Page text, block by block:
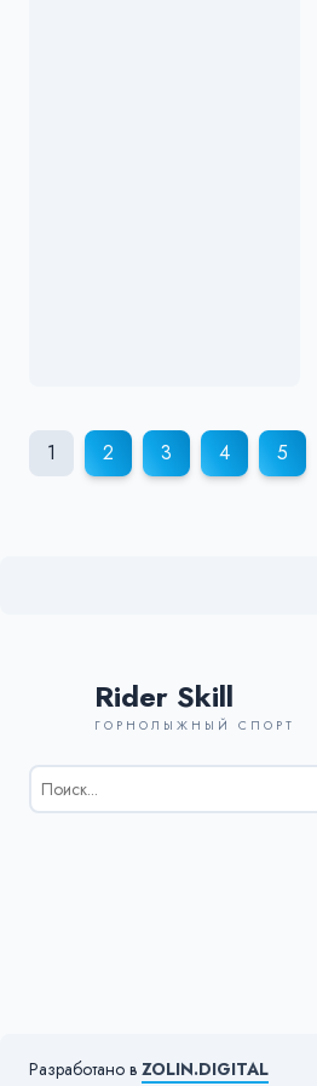
1 2 3 4 5
Rider Skill
ГОРНОЛЫЖНЫЙ СПОРТ
Результаты
поиска
Разработано в ZOLIN.DIGITAL